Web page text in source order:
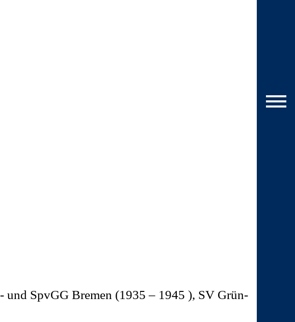
SpvGG Bremen (1935 – 1945 ), SV Grün-